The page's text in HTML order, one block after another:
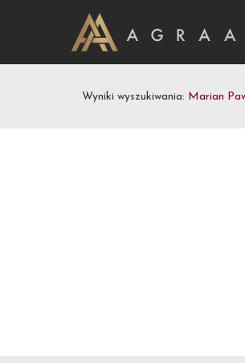
Wyniki wyszukiwania: Marian